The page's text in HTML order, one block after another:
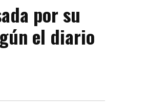
por su
el diario